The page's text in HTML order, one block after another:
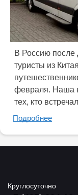
В Россию после
туристы из
февраля. Наша
тех, кто
Подробнее
Круглосуточно